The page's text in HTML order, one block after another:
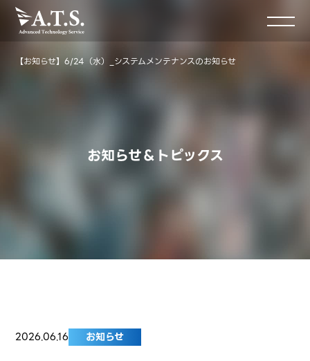
お知らせ＆トピックス
【お知らせ】6/24（水）_システムメンテナンスのお知らせ
2026.06.16 お知らせ